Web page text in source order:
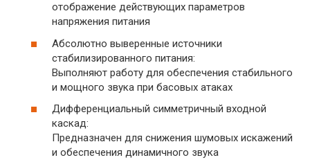
отображение действующих параметров
напряжения питания
Абсолютно выверенные источники
стабилизированного питания:
Выполняют работу для обеспечения стабильного
и мощного звука при басовых атаках
Дифференциальный симметричный входной
каскад:
Предназначен для снижения шумовых искажений
и обеспечения динамичного звука